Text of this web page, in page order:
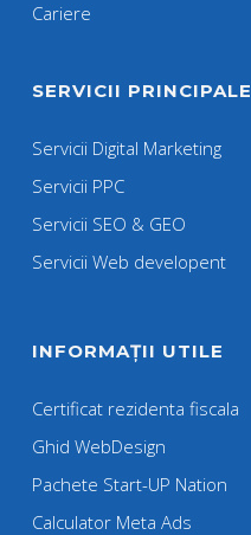
Cariere
SERVICII PRINCIPALE
Servicii Digital Marketing
Servicii PPC
Servicii SEO & GEO
Servicii Web developent
INFORMAȚII UTILE
Certificat rezidenta fiscala
Ghid WebDesign
Pachete Start-UP Nation
Calculator Meta Ads